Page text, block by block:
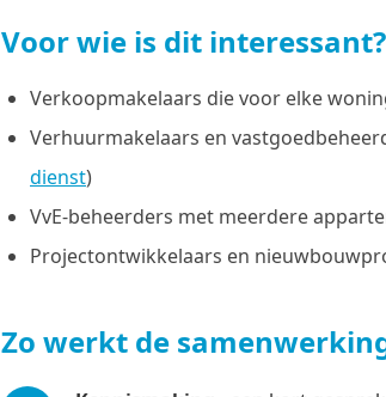
Voor wie is dit interessant?
Verkoopmakelaars die voor elke
Verhuurmakelaars en
dienst)
VvE-beheerders met meerdere
Projectontwikkelaars en
Zo werkt de